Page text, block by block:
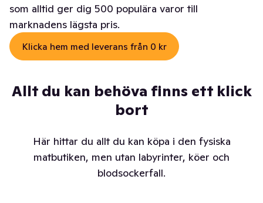
som alltid ger dig 500 populära varor till
marknadens lägsta pris.
Klicka hem med leverans från 0 kr
Allt du kan behöva finns ett klick
bort
Här hittar du allt du kan köpa i den fysiska
matbutiken, men utan labyrinter, köer och
blodsockerfall.